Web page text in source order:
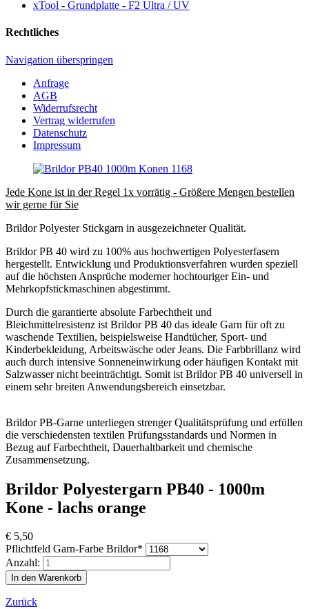
xTool - Grundplatte - F2 Ultra / UV
Rechtliches
Navigation überspringen
Anfrage
AGB
Widerrufsrecht
Vertrag widerrufen
Datenschutz
Impressum
Jede Kone ist in der Regel 1x vorrätig - Größere Mengen bestellen
wir gerne für Sie
Brildor Polyester Stickgarn in ausgezeichneter Qualität.
Brildor PB 40 wird zu 100% aus hochwertigen Polyesterfasern
hergestellt. Entwicklung und Produktionsverfahren wurden speziell
auf die höchsten Ansprüche moderner hochtouriger Ein- und
Mehrkopfstickmaschinen abgestimmt.
Durch die garantierte absolute Farbechtheit und
Bleichmittelresistenz ist Brildor PB 40 das ideale Garn für oft zu
waschende Textilien, beispielsweise Handtücher, Sport- und
Kinderbekleidung, Arbeitswäsche oder Jeans. Die Farbbrillanz wird
auch durch intensive Sonneneinwirkung oder häufigen Kontakt mit
Salzwasser nicht beeinträchtigt. Somit ist Brildor PB 40 universell in
einem sehr breiten Anwendungsbereich einsetzbar.
Brildor PB-Garne unterliegen strenger Qualitätsprüfung und erfüllen
die verschiedensten textilen Prüfungsstandards und Normen in
Bezug auf Farbechtheit, Dauerhaltbarkeit und chemische
Zusammensetzung.
Brildor Polyestergarn PB40 - 1000m
Kone - lachs orange
€ 5,50
Pflichtfeld Garn-Farbe Brildor*
Anzahl:
Zurück